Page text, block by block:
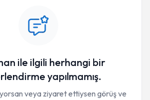
ile ilgili herhangi bir
yapılmamış.
veya ziyaret ettiysen görüş ve